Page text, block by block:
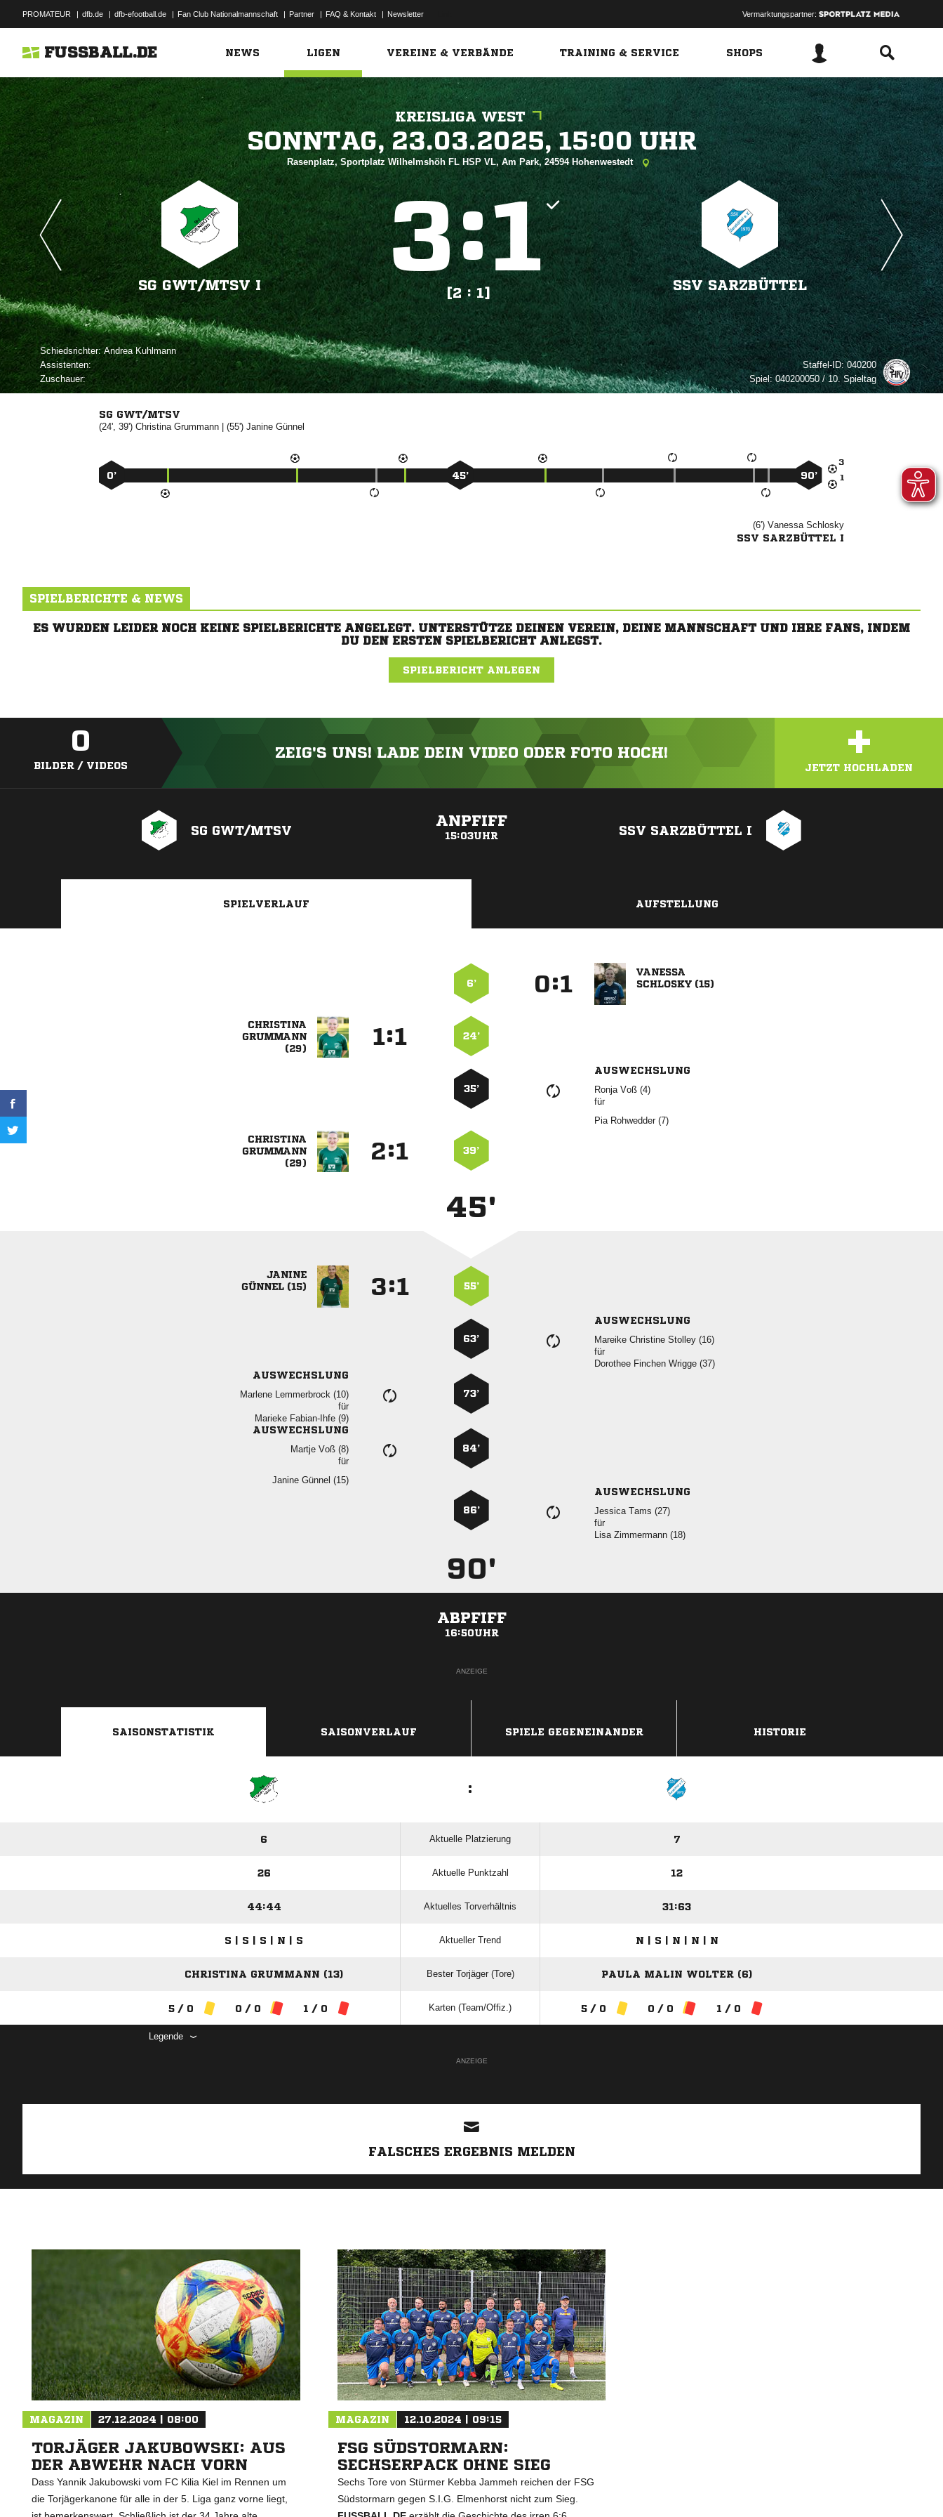
PROMATEUR | dfb.de | dfb-efootball.de | Fan Club Nationalmannschaft | Partner | FAQ & Kontakt | Newsletter Vermarktungspartner:
FUSSBALL.DE NEWS LIGEN VEREINE & VERBÄNDE TRAINING & SERVICE SHOPS
KREISLIGA WEST
   
Rasenplatz, Sportplatz Wilhelmshöh FL HSP VL, Am Park, 24594 Hohenwestedt
SG GWT/​MTSV I
:
[2 : 1]
SSV SARZBÜTTEL
Schiedsrichter:  
Assistenten:
Zuschauer:
Staffel-ID:040200
Spiel:040200050 / 10. Spieltag
SG GWT/MTSV
(24', 39') | (55') 


0’ 45’ 90’
(6') 
SSV SARZBÜTTEL I
SPIELBERICHTE & NEWS
ES WURDEN LEIDER NOCH KEINE SPIELBERICHTE ANGELEGT. UNTERSTÜTZE DEINEN VEREIN, DEINE MANNSCHAFT UND IHRE FANS, INDEM
DU DEN ERSTEN SPIELBERICHT ANLEGST.
SPIELBERICHT ANLEGEN
0
BILDER / VIDEOS
ZEIG'S UNS! LADE DEIN VIDEO ODER FOTO HOCH! +
JETZT HOCHLADEN
SG GWT/MTSV
ANPFIFF
15:03UHR SSV SARZBÜTTEL I
SPIELVERLAUF AUFSTELLUNG
6’ :

 



: 24’
35’
AUSWECHSLUNG
  
für
  



: 39’
45'

 
: 55’
63’
AUSWECHSLUNG
   
für
   
AUSWECHSLUNG
  
für
  
73’
AUSWECHSLUNG
  
für
  
84’
86’
AUSWECHSLUNG
  
für
  
90'
ABPFIFF
16:50UHR
ANZEIGE
SAISONSTATISTIK SAISONVERLAUF SPIELE GEGENEINANDER HISTORIE
:
6 Aktuelle Platzierung 7
26 Aktuelle Punktzahl 12
44:44 Aktuelles Torverhältnis 31:63
S | S | S | N | S Aktueller Trend N | S | N | N | N
CHRISTINA GRUMMANN (13) Bester Torjäger (Tore) PAULA MALIN WOLTER (6)
5 / 0 0 / 0 1 / 0 Karten (Team/Offiz.) 5 / 0 0 / 0 1 / 0
Legende
ANZEIGE
FALSCHES ERGEBNIS MELDEN
MAGAZIN 27.12.2024 | 08:00
TORJÄGER JAKUBOWSKI: AUS
DER ABWEHR NACH VORN
Dass Yannik Jakubowski vom FC Kilia Kiel im Rennen um
die Torjägerkanone für alle in der 5. Liga ganz vorne liegt,
MAGAZIN 12.10.2024 | 09:15
FSG SÜDSTORMARN:
SECHSERPACK OHNE SIEG
Sechs Tore von Stürmer Kebba Jammeh reichen der FSG
Südstormarn gegen S.I.G. Elmenhorst nicht zum Sieg.